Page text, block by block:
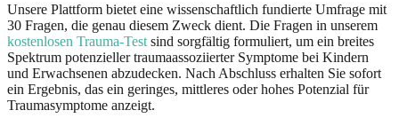
Unsere Plattform bietet eine wissenschaftlich fundierte Umfrage mit
30 Fragen, die genau diesem Zweck dient. Die Fragen in unserem
kostenlosen Trauma-Test sind sorgfältig formuliert, um ein breites
Spektrum potenzieller traumaassoziierter Symptome bei Kindern
und Erwachsenen abzudecken. Nach Abschluss erhalten Sie sofort
ein Ergebnis, das ein geringes, mittleres oder hohes Potenzial für
Traumasymptome anzeigt.